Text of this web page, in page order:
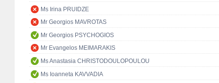
Ms Irina PRUIDZE
Mr Georgios MAVROTAS
Mr Georgios PSYCHOGIOS
Mr Evangelos MEIMARAKIS
Ms Anastasia CHRISTODOULOPOULOU
Ms Ioanneta KAVVADIA